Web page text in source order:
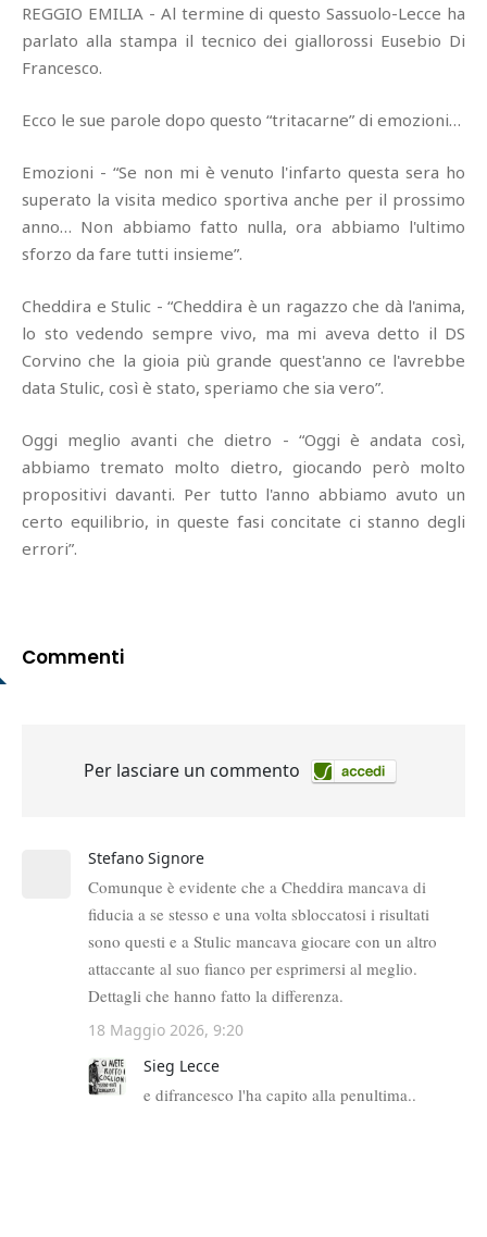
REGGIO EMILIA - Al termine di questo Sassuolo-Lecce ha
parlato alla stampa il tecnico dei giallorossi Eusebio Di
Francesco.
Ecco le sue parole dopo questo “tritacarne” di emozioni…
Emozioni - “Se non mi è venuto l'infarto questa sera ho
superato la visita medico sportiva anche per il prossimo
anno… Non abbiamo fatto nulla, ora abbiamo l'ultimo
sforzo da fare tutti insieme”.
Cheddira e Stulic - “Cheddira è un ragazzo che dà l'anima,
lo sto vedendo sempre vivo, ma mi aveva detto il DS
Corvino che la gioia più grande quest'anno ce l'avrebbe
data Stulic, così è stato, speriamo che sia vero”.
Oggi meglio avanti che dietro - “Oggi è andata così,
abbiamo tremato molto dietro, giocando però molto
propositivi davanti. Per tutto l'anno abbiamo avuto un
certo equilibrio, in queste fasi concitate ci stanno degli
errori”.
Commenti